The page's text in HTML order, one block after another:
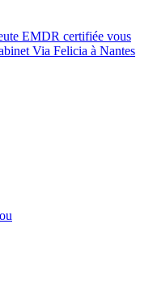
EMDR certifiée vous
Via Felicia à Nantes